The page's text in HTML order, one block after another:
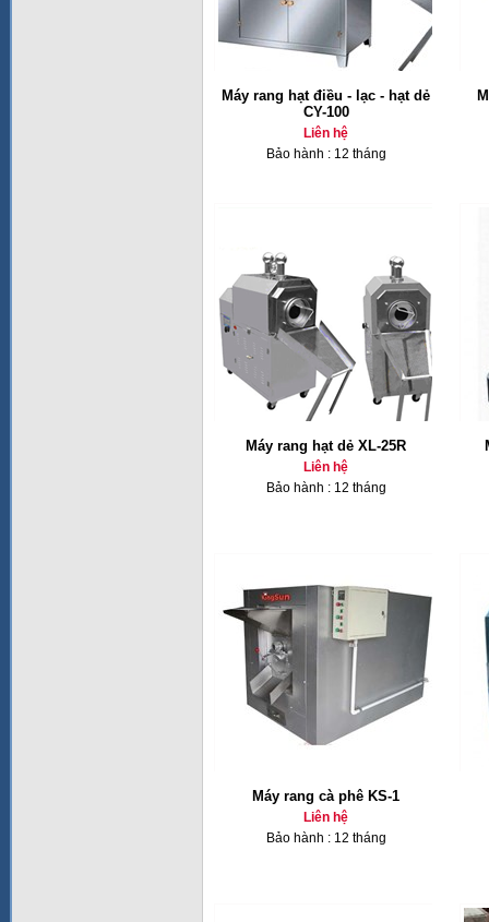
Máy rang hạt điều - lạc - hạt dẻ
CY-100
Liên hệ
Bảo hành : 12 tháng
Máy rang hạt dẻ XL-25R
Liên hệ
Bảo hành : 12 tháng
Máy rang cà phê KS-1
Liên hệ
Bảo hành : 12 tháng